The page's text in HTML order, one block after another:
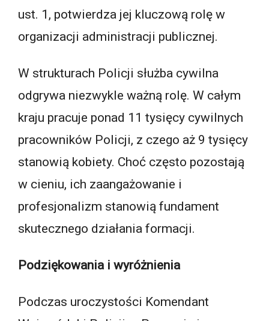
ust. 1, potwierdza jej kluczową rolę w
organizacji administracji publicznej.
W strukturach Policji służba cywilna
odgrywa niezwykle ważną rolę. W całym
kraju pracuje ponad 11 tysięcy cywilnych
pracowników Policji, z czego aż 9 tysięcy
stanowią kobiety. Choć często pozostają
w cieniu, ich zaangażowanie i
profesjonalizm stanowią fundament
skutecznego działania formacji.
Podziękowania i wyróżnienia
Podczas uroczystości Komendant